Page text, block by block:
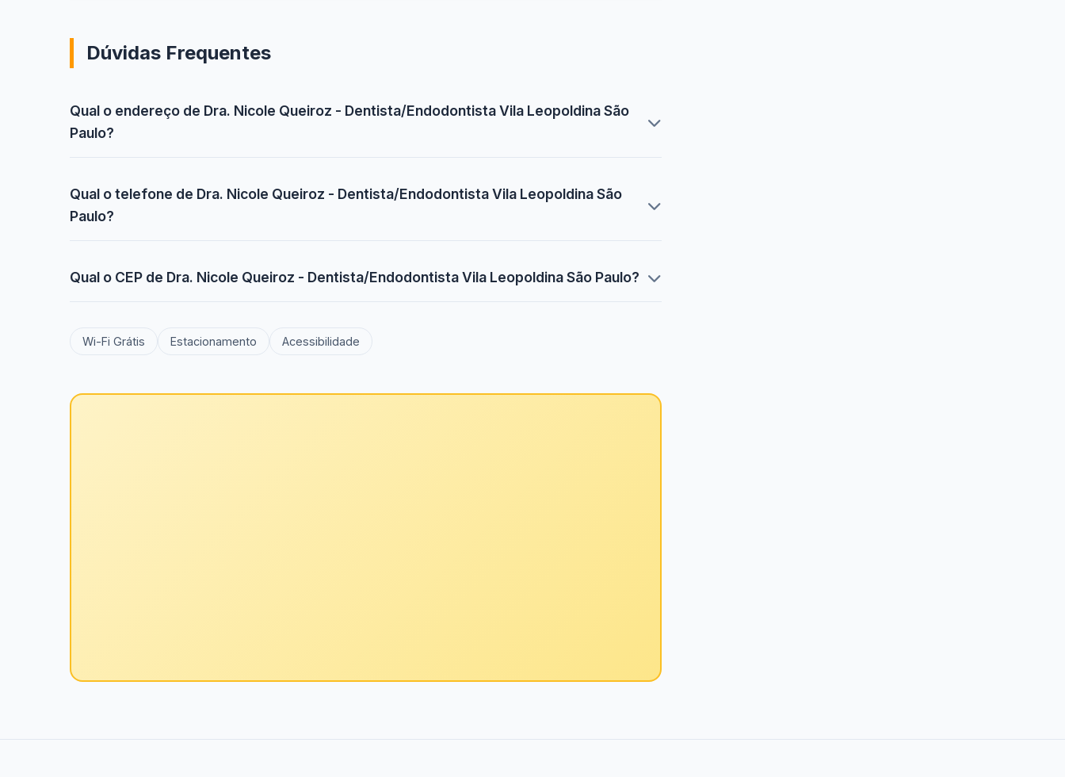
Dúvidas Frequentes
Qual o endereço de Dra. Nicole Queiroz - Dentista/Endodontista Vila Leopoldina São
Paulo?
Qual o telefone de Dra. Nicole Queiroz - Dentista/Endodontista Vila Leopoldina São
Paulo?
Qual o CEP de Dra. Nicole Queiroz - Dentista/Endodontista Vila Leopoldina São Paulo?
Wi-Fi Grátis Estacionamento Acessibilidade